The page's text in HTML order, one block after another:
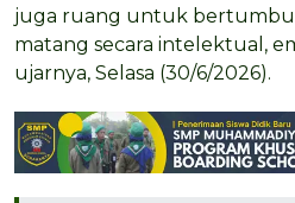
juga ruang untuk
matang secara intelektual,
ujarnya, Selasa (30/6/2026).